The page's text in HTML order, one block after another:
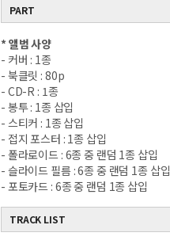
PART
* 앨범 사양
- 커버 : 1종
- 북클릿 : 80p
- CD-R : 1종
- 봉투 : 1종 삽입
- 스티커 : 1종 삽입
- 접지 포스터 : 1종 삽입
- 폴라로이드 : 6종 중 랜덤 1종 삽입
- 슬라이드 필름 : 6종 중 랜덤 1종 삽입
- 포토카드 : 6종 중 랜덤 1종 삽입
TRACK LIST